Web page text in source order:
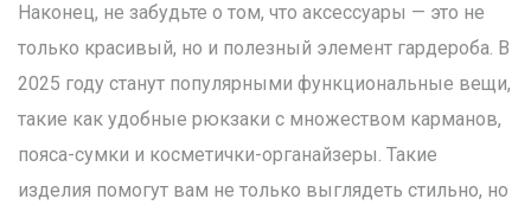
Наконец, не забудьте о том, что аксессуары — это не
только красивый, но и полезный элемент гардероба. В
2025 году станут популярными функциональные вещи,
такие как удобные рюкзаки с множеством карманов,
пояса-сумки и косметички-органайзеры. Такие
изделия помогут вам не только выглядеть стильно, но